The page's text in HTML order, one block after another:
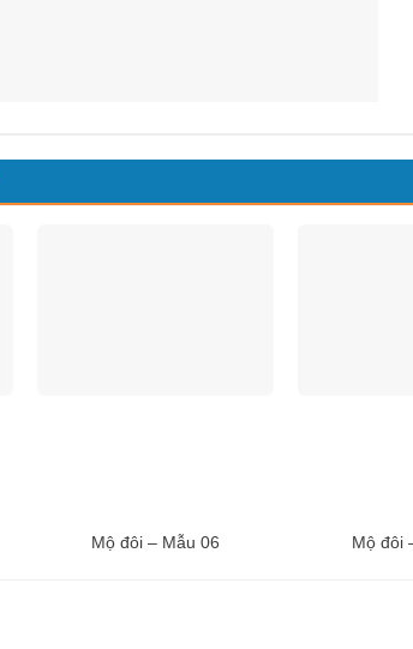
Mộ đôi – Mẫu 06 Mộ đôi